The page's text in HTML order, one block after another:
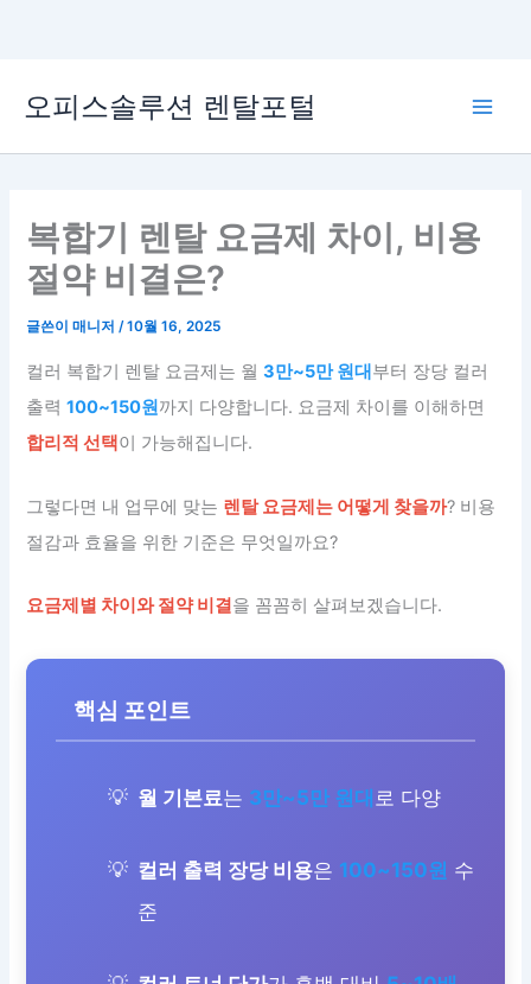
로
오피스솔루션 렌탈포털
복합기 렌탈 요금제 차이, 비용
절약 비결은?
글쓴이매니저 /10월 16, 2025
컬러 복합기 렌탈 요금제는 월3만~5만 원대 부터 장당 컬러
출력100~150원까지 다양합니다. 요금제 차이를 이해하면
합리적 선택이 가능해집니다.
그렇다면 내 업무에 맞는 렌탈 요금제는 어떻게 찾을까? 비용
절감과 효율을 위한 기준은 무엇일까요?
요금제별 차이와 절약 비결을 꼼꼼히 살펴보겠습니다.
핵심 포인트
월 기본료는 3만~5만 원대 로 다양
컬러 출력 장당 비용은 100~150원 수
준